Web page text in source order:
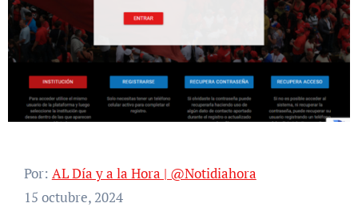
Por: AL Día y a la Hora | @Notidiahora
15 octubre, 2024